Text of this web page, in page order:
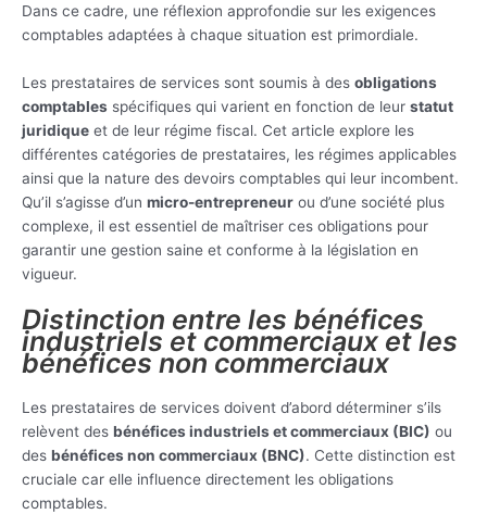
Dans ce cadre, une réflexion approfondie sur les exigences
comptables adaptées à chaque situation est primordiale.
Les prestataires de services sont soumis à des obligations
comptables spécifiques qui varient en fonction de leur statut
juridique et de leur régime fiscal. Cet article explore les
différentes catégories de prestataires, les régimes applicables
ainsi que la nature des devoirs comptables qui leur incombent.
Qu’il s’agisse d’un micro-entrepreneur ou d’une société plus
complexe, il est essentiel de maîtriser ces obligations pour
garantir une gestion saine et conforme à la législation en
vigueur.
Distinction entre les bénéfices
industriels et commerciaux et les
bénéfices non commerciaux
Les prestataires de services doivent d’abord déterminer s’ils
relèvent des bénéfices industriels et commerciaux (BIC) ou
des bénéfices non commerciaux (BNC). Cette distinction est
cruciale car elle influence directement les obligations
comptables.